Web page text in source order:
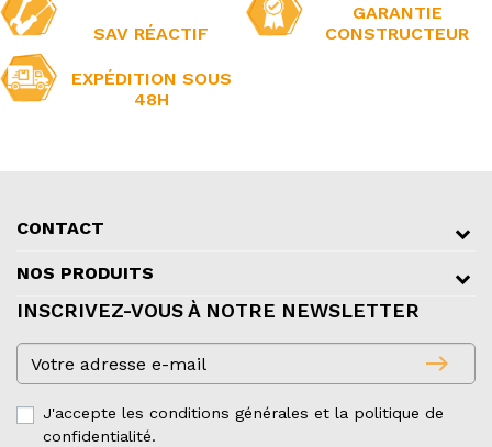
SAV RÉACTIF
GARANTIE
CONSTRUCTEUR
EXPÉDITION SOUS
48H
CONTACT
NOS PRODUITS
INSCRIVEZ-VOUS À NOTRE NEWSLETTER
east
J'accepte les conditions générales et la politique de
confidentialité.